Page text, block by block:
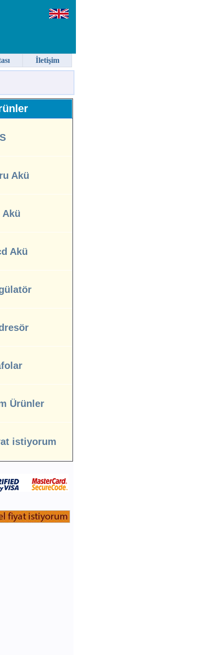
Akü
Akü
Akü
Ürünler
istiyorum
İletişim